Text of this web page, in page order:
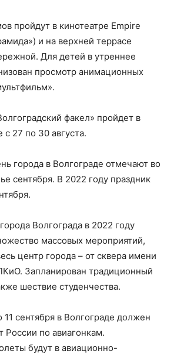
пройдут в кинотеатре Empire
и на верхней террасе
Для детей в утреннее
просмотр анимационных
факел» пройдет в
27 по 30 августа.
города в Волгограде отмечают во
сентября. В 2022 году праздник
Волгограда в 2022 году
массовых мероприятий,
центр города – от сквера имени
Запланирован традиционный
шествие студенчества.
11 сентября в Волгограде должен
России по авиагонкам.
будут в авиационно-